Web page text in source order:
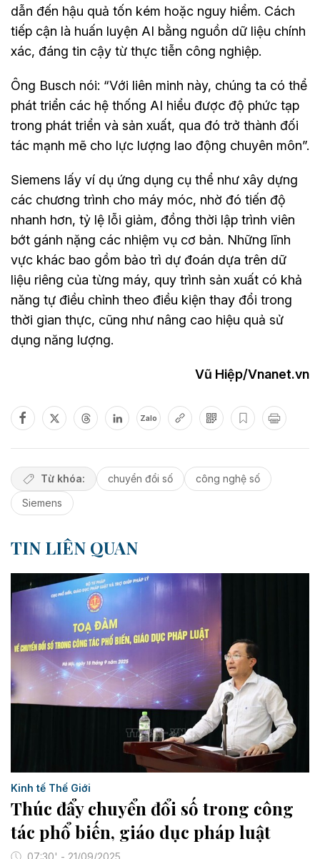
dẫn đến hậu quả tốn kém hoặc nguy hiểm. Cách
tiếp cận là huấn luyện AI bằng nguồn dữ liệu chính
xác, đáng tin cậy từ thực tiễn công nghiệp.
Ông Busch nói: “Với liên minh này, chúng ta có thể
phát triển các hệ thống AI hiểu được độ phức tạp
trong phát triển và sản xuất, qua đó trở thành đối
tác mạnh mẽ cho lực lượng lao động chuyên môn”.
Siemens lấy ví dụ ứng dụng cụ thể như xây dựng
các chương trình cho máy móc, nhờ đó tiến độ
nhanh hơn, tỷ lệ lỗi giảm, đồng thời lập trình viên
bớt gánh nặng các nhiệm vụ cơ bản. Những lĩnh
vực khác bao gồm bảo trì dự đoán dựa trên dữ
liệu riêng của từng máy, quy trình sản xuất có khả
năng tự điều chỉnh theo điều kiện thay đổi trong
thời gian thực, cũng như nâng cao hiệu quả sử
dụng năng lượng.
Vũ Hiệp/Vnanet.vn
Zalo
Từ khóa: chuyển đổi số
công nghệ số
Siemens
TIN LIÊN QUAN
Kinh tế Thế Giới
Thúc đẩy chuyển đổi số trong công
tác phổ biến, giáo dục pháp luật